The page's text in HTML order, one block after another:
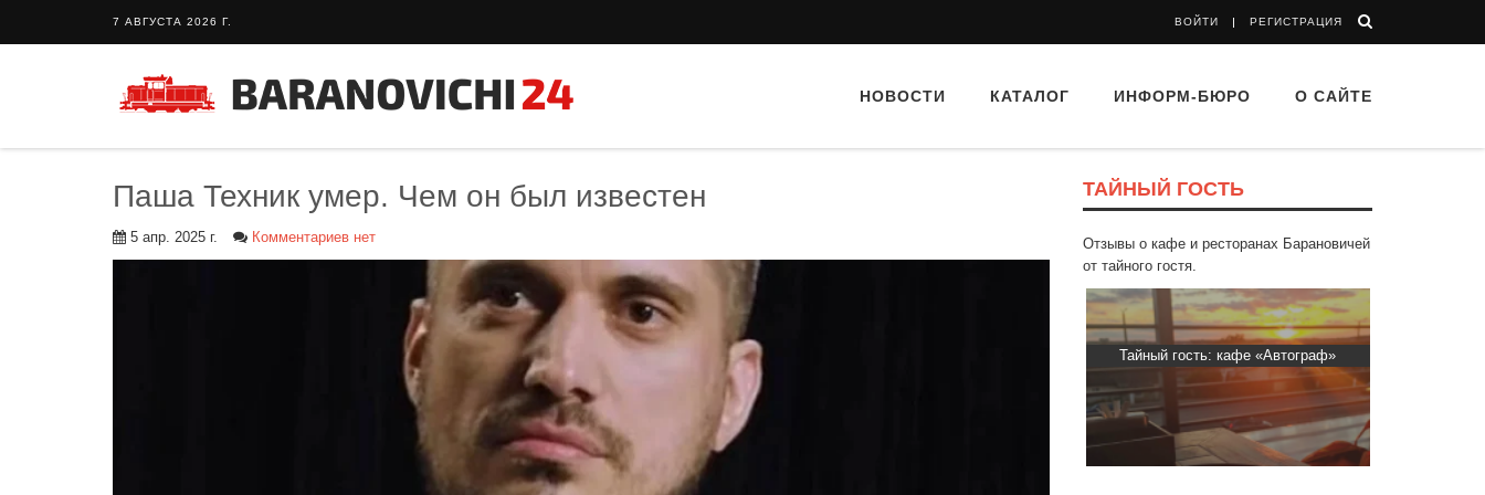
7 АВГУСТА 2026 Г. ВОЙТИ РЕГИСТРАЦИЯ
НОВОСТИ КАТАЛОГ ИНФОРМ-БЮРО О САЙТЕ
Паша Техник умер. Чем он был известен
5 апр. 2025 г. Комментариев нет
ТАЙНЫЙ ГОСТЬ
Отзывы о кафе и ресторанах Барановичей
от тайного гостя.
Тайный гость: доставка Капибара
Тайный гость: Ресторан “Папараць
Кветка”